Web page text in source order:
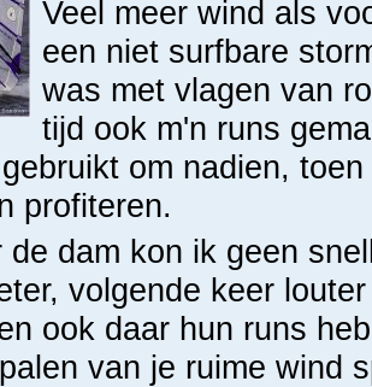
Veel meer wind als
een niet surfbare
was met vlagen van
tijd ook m'n runs
gebruikt om nadien,
profiteren.
de dam kon ik geen
volgende keer
ook daar hun runs
van je ruime wind